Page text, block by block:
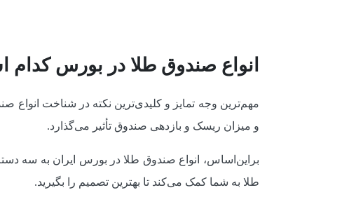
انواع صندوق طلا در بورس
مهم‌ترین وجه تمایز و کلیدی‌ترین نکته در شناخت انواع
و میزان ریسک و بازدهی صندوق تأثیر می‌گذارد.
براین‌اساس، انواع صندوق طلا در بورس ایران به سه
طلا به شما کمک می‌کند تا بهترین تصمیم را بگیرید.